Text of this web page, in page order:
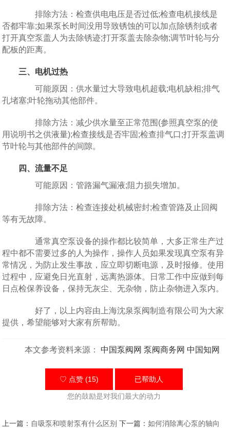
排除方法：检查供电电压是否过低;检查电机接线是
否都牢靠;如果泵长时间没用导致锈蚀的可以加点除锈剂或者
打开真空泵盖人为去除锈迹;打开泵盖去除杂物;调节叶轮与分
配板的距离。
三、电机过热
可能原因：供水量过大导致电机超载;电机缺相;排气
孔堵塞;叶轮拖动其他部件。
排除方法：减少供水量至正常范围(参照真空泵的使
用说明书之供液量);检查接线是否牢固;检查排气口;打开泵盖调
节叶轮与其他部件的间隙。
四、流量不足
可能原因：管路漏气漏液;阻力损失增加。
排除方法：检查连接处机械密封;检查管路及止回阀
等有无故障。
通常真空泵设备的操作都比较简单，大多正常生产过
程中都不需要过多的人为操作，操作人员如果发现真空泵有异
常情况，为防止发生事故，应立即切断电源，及时报修。使用
过程中，应避免日光直射，远离热源体。日常工作中应做到每
日点检保养设备，保持无灰尘、无杂物，防止杂物进入泵内。
好了，以上内容由上海沈泉泵阀制造有限公司为大家
提供，希望能够对大家有所帮助。
本文参考资料来源： 中国泵阀网 泵阀商务网 中国知网
♡ 点赞 (15) 已帮助 人
您的鼓励是对我们最大的动力
上一篇： 自吸泵和喷射泵有什么区别 下一篇：如何消除离心泵的轴向